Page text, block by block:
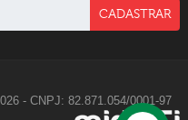
- CNPJ: 82.871.054/0001-97